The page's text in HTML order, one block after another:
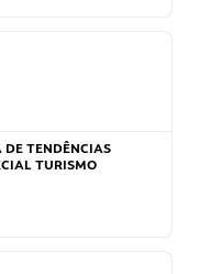
DE TENDÊNCIAS
TURISMO